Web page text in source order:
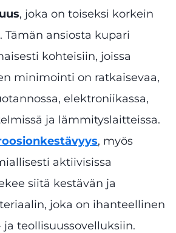
, joka on toiseksi korkein
Tämän ansiosta kupari
kohteisiin, joissa
minimointi on ratkaisevaa,
elektroniikassa,
ja lämmityslaitteissa.
, myös
aktiivisissa
siitä kestävän ja
joka on ihanteellinen
teollisuussovelluksiin.